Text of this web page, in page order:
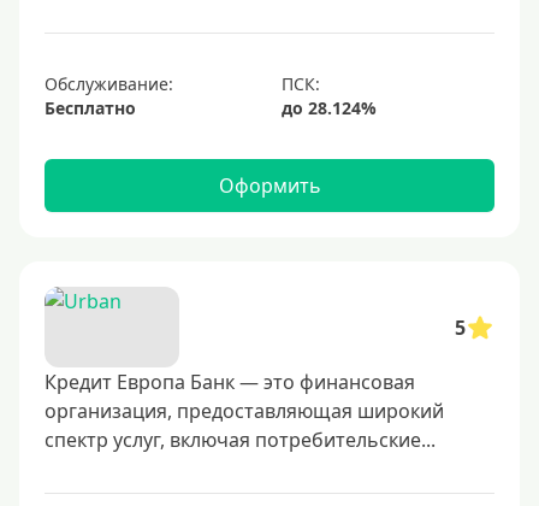
1000000 руб
С небольшим лимитом
С большим лимитом
Тип карты
Visa
UnionPay
Мир
Обслуживание:
Бесплатно
Оформить
5
Кредит Европа Банк — это финансовая
организация, предоставляющая широкий
спектр услуг, включая потребительские...